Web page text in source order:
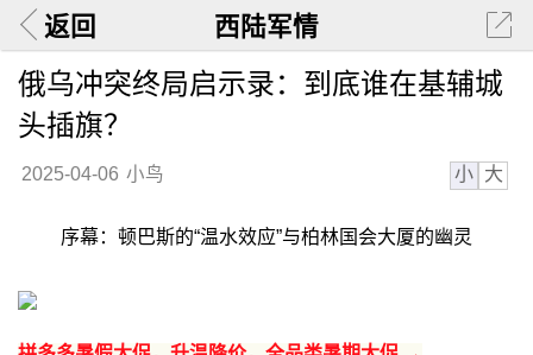
返回 西陆军情
俄乌冲突终局启示录：到底谁在基辅城
头插旗？
2025-04-06 小鸟 小 大
序幕：顿巴斯的“温水效应”与柏林国会大厦的幽灵